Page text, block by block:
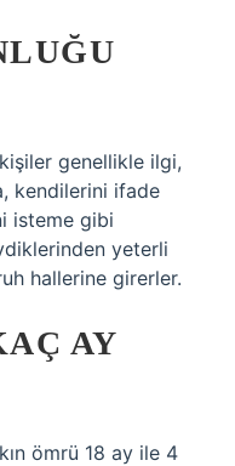
genellikle ilgi,
kendilerini ifade
isteme gibi
yeterli
hallerine girerler.
AY
ömrü 18 ay ile 4